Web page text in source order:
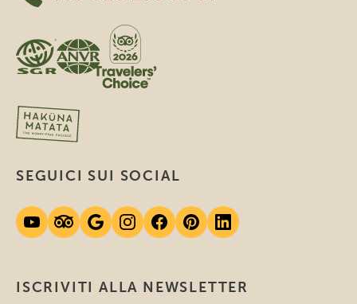
ISCRIVITI ALLA NEWSLETTER
SEGUICI SUI SOCIAL